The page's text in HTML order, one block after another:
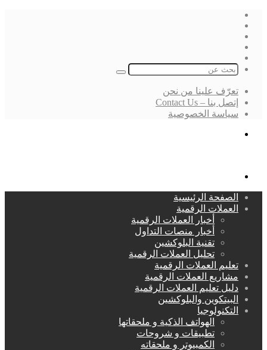
بحث
تعرّف علينا من نحن
إتصل بنا – Contact Us
سياسة الخصوصية
الصفحة الرئيسية
العملات الرقمية
أخبار العملات الرقمية
أخبار منصات التداول
تقنية البلوكشين
تحليل العملات الرقمية
تعليم العملات الرقمية
مشاريع العملات الرقمية
دليل تعليم العملات الرقمية
البيتكوين والبلوكشين
التكنولوجيا
الهواتف الذكية و ملحقاتها
تطبيقات و شروحات
الكمبيوتر و ملحقاته